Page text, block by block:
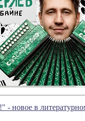
- новое в